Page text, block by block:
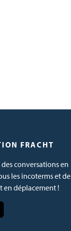
FRACHT
conversations en
les incoterms et de
en déplacement !